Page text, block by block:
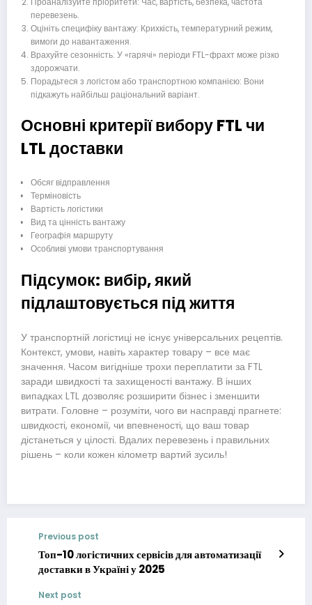
перевезень.
Оцініть специфіку вантажу: Крихкість, температурний режим,
вимоги до навантаження.
Врахуйте сезонність: У «гарячі» періоди FTL-фрахт може різко
здорожчати.
Порадьтеся з логістом або транспортною компанією: Вони
підкажуть найбільш раціональний варіант.
Основні критерії вибору FTL чи
LTL доставки
Обсяг відправлення
Терміновість
Вартість логістики
Вид та цінність вантажу
Географія маршруту
Особливі умови транспортування
Підсумок: вибір, який
підлаштовується під життя
У транспортній логістиці не існує універсальних рецептів.
Контекст, умови, навіть характер товару – все має
значення. Часом вигідніше трохи переплатити за FTL
заради швидкості та захищеності вантажу. В інших
випадках LTL дозволяє розширити бізнес і зменшити
витрати. Головне – розуміти, чого ви насправді прагнете:
швидкості, економії, чи впевненості, що ваш товар
дістанеться у цілості. Вдалих перевезень і правильних
рішень – коли кожен кілометр вартий зусиль!
Previous post
Топ-10 логістичних сервісів для автоматизації
доставки в Україні у 2025
Next post